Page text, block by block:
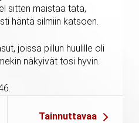
sitten maistaa tätä,
häntä silmiin katsoen.
joissa pillun huulille oli
näkyivät tosi hyvin.
Tainnuttavaa